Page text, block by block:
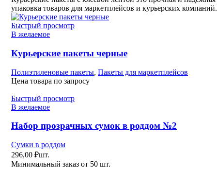
упаковка товаров для маркетплейсов и курьерских компаний.
Быстрый просмотр
В желаемое
Курьерские пакеты черные
Полиэтиленовые пакеты, Пакеты для маркетплейсов
Цена товара по запросу
Быстрый просмотр
В желаемое
Набор прозрачных сумок в роддом №2
Сумки в роддом
296,00 ₽шт.
Минимальный заказ от 50 шт.